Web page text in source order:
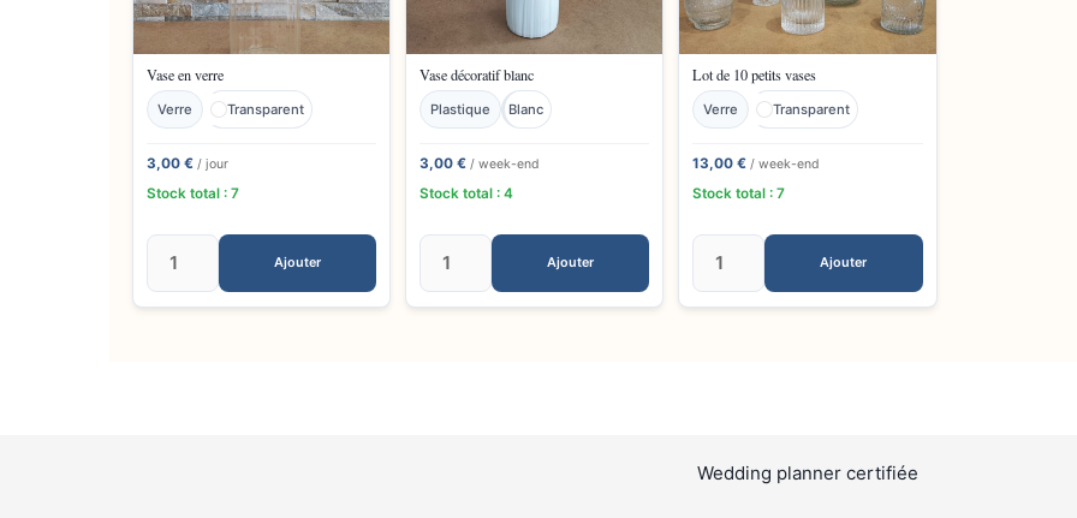
Vase en verre
Verre Transparent
3,00 €/ jour
Stock total : 7
Ajouter
Vase décoratif blanc
Plastique Blanc
3,00 €/ week-end
Stock total : 4
Ajouter
Lot de 10 petits vases
Verre Transparent
13,00 € / week-end
Stock total : 7
Ajouter
Wedding planner certifiée